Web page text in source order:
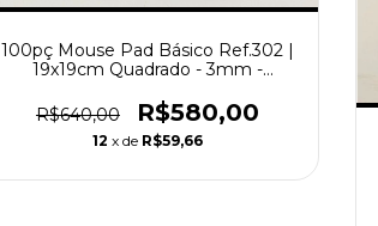
100pç Mouse Pad Básico Ref.302 |
19x19cm Quadrado - 3mm -
R$640,00
R$580,00
12 x de R$59,66